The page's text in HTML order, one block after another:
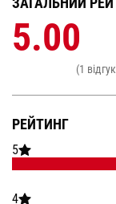
РЕЙТИНГ
5
4
5.00
(1